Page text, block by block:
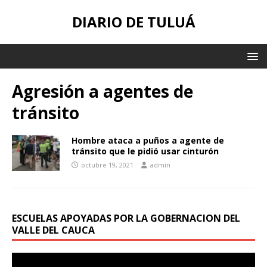
DIARIO DE TULUÁ
Agresión a agentes de
tránsito
Hombre ataca a puños a agente de
tránsito que le pidió usar cinturón
octubre 19, 2021 admin
ESCUELAS APOYADAS POR LA GOBERNACION DEL
VALLE DEL CAUCA